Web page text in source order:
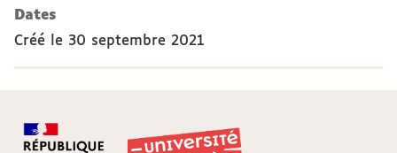
Dates
Créé le 30 septembre 2021